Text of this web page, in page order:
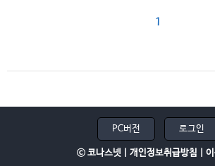
1
PC버전 로그인
ⓒ 코나스넷 | 개인정보취급방침